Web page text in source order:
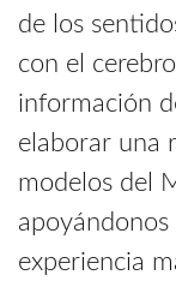
de los
con el
información
elaborar una
modelos del
apoyándonos
experiencia